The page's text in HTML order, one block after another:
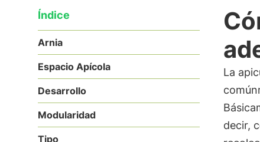
Índice
Arnia
Espacio Apícola
Desarrollo
Modularidad
Tipo
La
decir,